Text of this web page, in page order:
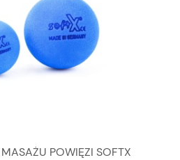
POWIĘZI SOFTX